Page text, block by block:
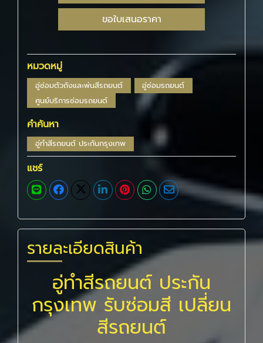
ขอใบเสนอราคา
หมวดหมู่
อู่ซ่อมตัวถังและพ่นสีรถยนต์
อู่ซ่อมรถยนต์
ศูนย์บริการซ่อมรถยนต์
คำค้นหา
อู่ทําสีรถยนต์ ประกันกรุงเทพ
แชร์
รายละเอียดสินค้า
อู่ทําสีรถยนต์ ประกัน
กรุงเทพ รับซ่อมสี เปลี่ยน
สีรถยนต์